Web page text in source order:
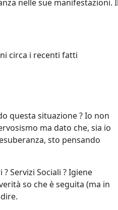
nelle sue manifestazioni.
circa i recenti fatti
questa situazione ? Io non
ma dato che, sia io
sto pensando
Servizi Sociali ? Igiene
so che è seguita (ma in